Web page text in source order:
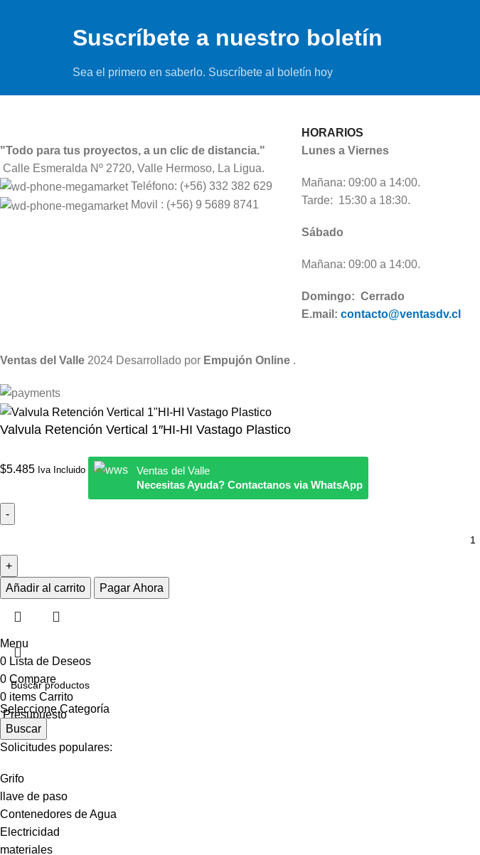
Suscríbete a nuestro boletín
Sea el primero en saberlo. Suscríbete al boletín hoy
"Todo para tus proyectos, a un clic de distancia."
Calle Esmeralda Nº 2720, Valle Hermoso, La Ligua.
Teléfono: (+56) 332 382 629
Movil : (+56) 9 5689 8741
HORARIOS
Lunes a Viernes
Mañana: 09:00 a 14:00.
Tarde: 15:30 a 18:30.
Sábado
Mañana: 09:00 a 14:00.
Domingo: Cerrado
E.mail: contacto@ventasdv.cl
Ventas del Valle 2024 Desarrollado por Empujón Online .
Valvula Retención Vertical 1″HI-HI Vastago Plastico
$5.485 Iva Incluido
Ventas del Valle
Necesitas Ayuda? Contactanos via WhatsApp
Añadir al carrito Pagar Ahora
Seleccione Categoría
Buscar
Solicitudes populares:
Grifo
llave de paso
Contenedores de Agua
Electricidad
materiales
Menu
0 Lista de Deseos
0 Compare
0 items Carrito
Presupuesto